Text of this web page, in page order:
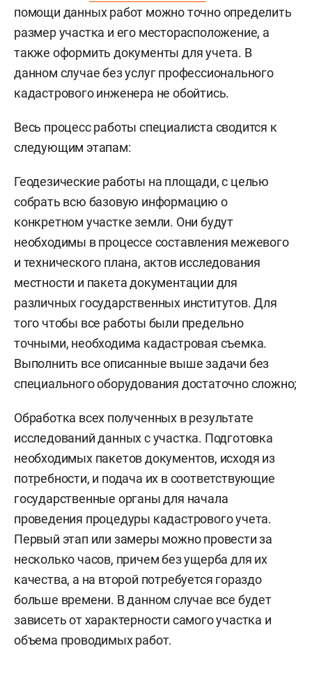
помощи данных работ можно точно определить
размер участка и его месторасположение, а
также оформить документы для учета. В
данном случае без услуг профессионального
кадастрового инженера не обойтись.
Весь процесс работы специалиста сводится к
следующим этапам:
Геодезические работы на площади, с целью
собрать всю базовую информацию о
конкретном участке земли. Они будут
необходимы в процессе составления межевого
и технического плана, актов исследования
местности и пакета документации для
различных государственных институтов. Для
того чтобы все работы были предельно
точными, необходима кадастровая съемка.
Выполнить все описанные выше задачи без
специального оборудования достаточно сложно;
Обработка всех полученных в результате
исследований данных с участка. Подготовка
необходимых пакетов документов, исходя из
потребности, и подача их в соответствующие
государственные органы для начала
проведения процедуры кадастрового учета.
Первый этап или замеры можно провести за
несколько часов, причем без ущерба для их
качества, а на второй потребуется гораздо
больше времени. В данном случае все будет
зависеть от характерности самого участка и
объема проводимых работ.